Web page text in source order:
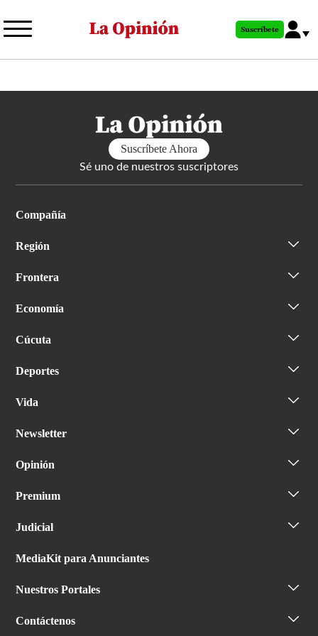
al
principal
Suscríbete
Suscríbete Ahora
Sé uno de nuestros suscriptores
Compañía
Región
Frontera
Economía
Cúcuta
Deportes
Vida
Newsletter
Opinión
Premium
Judicial
MediaKit para Anunciantes
Nuestros Portales
Contáctenos